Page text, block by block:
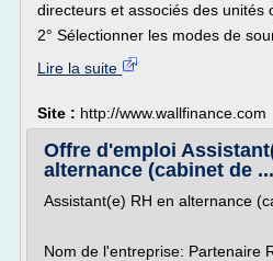
directeurs et associés des unités
2° Sélectionner les modes de
Lire la suite
Site : http://www.wallfinance.com
Offre d'emploi
alternance (cabinet de ...
Assistant(e) RH en alternance
Nom de l'entreprise: Partenaire